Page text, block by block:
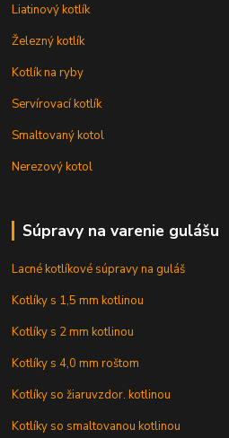
Liatinový kotlík
Železný kotlík
Kotlík na ryby
Servírovací kotlík
Smaltovaný kotol
Nerezový kotol
Súpravy na varenie gulášu
Lacné kotlíkové súpravy na guláš
Kotlíky s 1,5 mm kotlinou
Kotlíky s 2 mm kotlinou
Kotlíky s 4,0 mm roštom
Kotlíky so žiaruvzdor. kotlinou
Kotlíky so smaltovanou kotlinou